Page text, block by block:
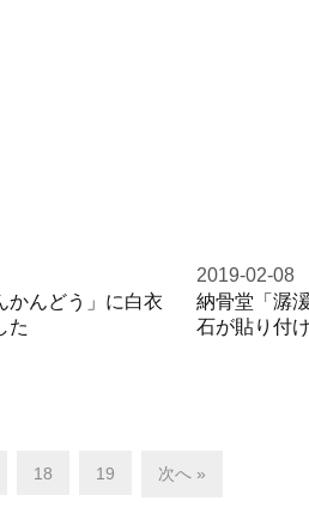
んどう」に白衣
た
2019-02-08
納骨堂「潺
石が貼り付
18 19 次へ »